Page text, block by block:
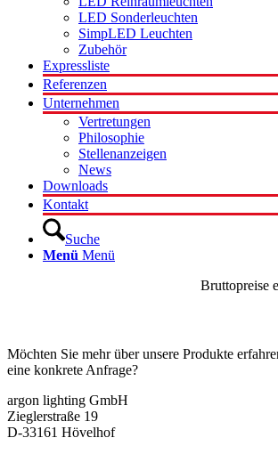
LED Sonderleuchten
SimpLED Leuchten
Zubehör
Expressliste
Referenzen
Unternehmen
Vertretungen
Philosophie
Stellenanzeigen
News
Downloads
Kontakt
Suche
Menü Menü
Bruttopreise
Möchten Sie mehr über unsere Produkte
eine konkrete Anfrage?
argon lighting GmbH
Zieglerstraße 19
D-33161 Hövelhof